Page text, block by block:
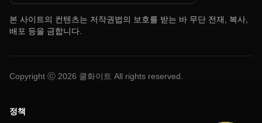
본 사이트의 컨텐츠는 저작권법의 보호를 받는 바 무단 전재, 복사,
배포 등을 금합니다.
Copyright ⓒ 2026 쿨화이트 All rights reserved.
정책